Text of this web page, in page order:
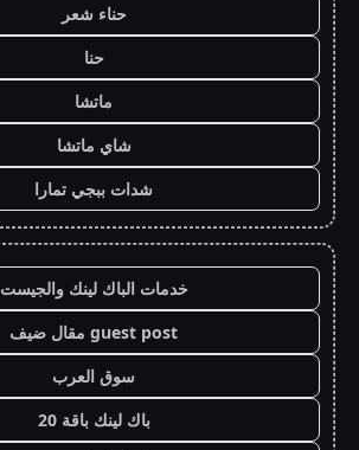
حناء شعر
حنا
ماتشا
شاي ماتشا
شدات ببجي تمارا
خدمات الباك لينك والجيست
guest post مقال ضيف
سوق العرب
باك لينك باقة 20